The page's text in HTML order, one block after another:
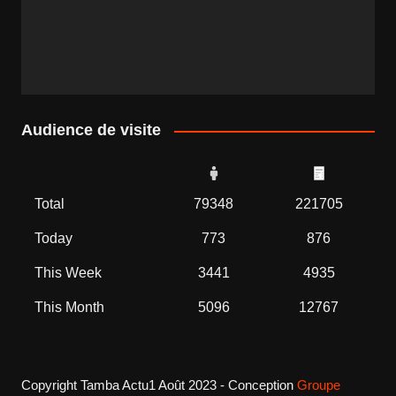
Audience de visite
Total 79348 221705
Today 773 876
This Week 3441 4935
This Month 5096 12767
Copyright Tamba Actu1 Août 2023 - Conception Groupe